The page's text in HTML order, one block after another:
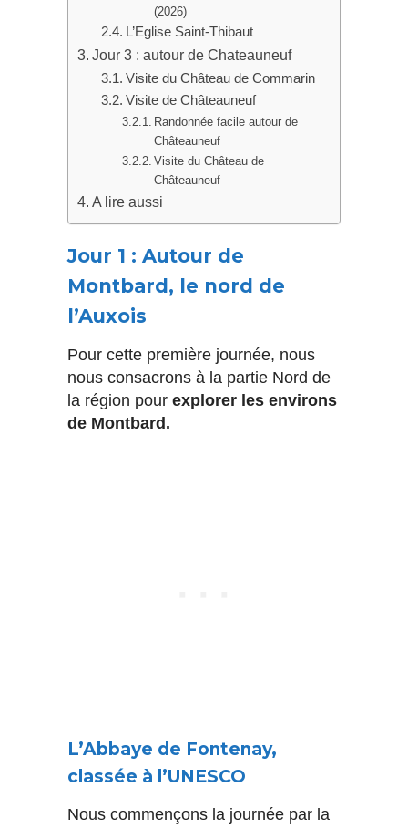
(2026)
L’Eglise Saint-Thibaut
Jour 3 : autour de Chateauneuf
Visite du Château de Commarin
Visite de Châteauneuf
Randonnée facile autour de
Châteauneuf
Visite du Château de
Châteauneuf
A lire aussi
Jour 1 : Autour de
Montbard, le nord de
l’Auxois
Pour cette première journée, nous
nous consacrons à la partie Nord de
la région pour explorer les environs
de Montbard.
L’Abbaye de Fontenay,
classée à l’UNESCO
Nous commençons la journée par la